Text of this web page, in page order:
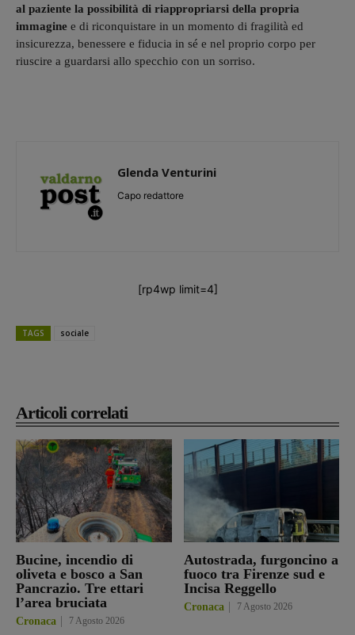
Articoli correlati
Bucine, incendio di
oliveta e bosco a San
Pancrazio. Tre ettari
l’area bruciata
Cronaca 7 Agosto 2026
Autostrada, furgoncino a
fuoco tra Firenze sud e
Incisa Reggello
Cronaca 7 Agosto 2026
al paziente la possibilità di riappropriarsi della propria
immagine e di riconquistare in un momento di fragilità ed
insicurezza, benessere e fiducia in sé e nel proprio corpo per
riuscire a guardarsi allo specchio con un sorriso.
Glenda Venturini
Capo redattore
[rp4wp limit=4]
TAGS sociale